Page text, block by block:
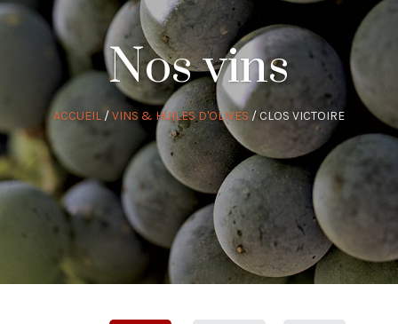
Nos vins
ACCUEIL /VINS & HUILES D'OLIVES /CLOS VICTOIRE